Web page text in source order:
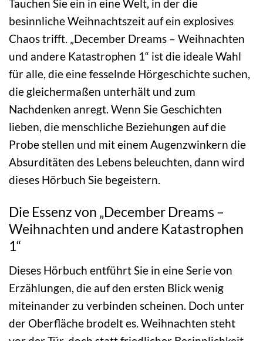
Tauchen Sie ein in eine Welt, in der die
besinnliche Weihnachtszeit auf ein explosives
Chaos trifft. „December Dreams – Weihnachten
und andere Katastrophen 1“ ist die ideale Wahl
für alle, die eine fesselnde Hörgeschichte suchen,
die gleichermaßen unterhält und zum
Nachdenken anregt. Wenn Sie Geschichten
lieben, die menschliche Beziehungen auf die
Probe stellen und mit einem Augenzwinkern die
Absurditäten des Lebens beleuchten, dann wird
dieses Hörbuch Sie begeistern.
Die Essenz von „December Dreams –
Weihnachten und andere Katastrophen
1“
Dieses Hörbuch entführt Sie in eine Serie von
Erzählungen, die auf den ersten Blick wenig
miteinander zu verbinden scheinen. Doch unter
der Oberfläche brodelt es. Weihnachten steht